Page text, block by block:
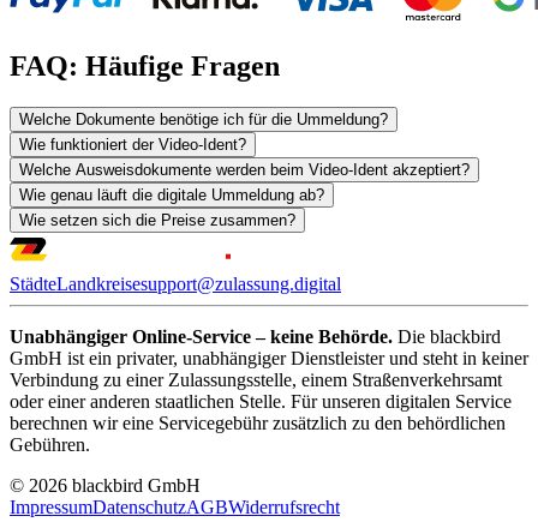
FAQ: Häufige Fragen
Welche Dokumente benötige ich für die Ummeldung?
Wie funktioniert der Video-Ident?
Welche Ausweisdokumente werden beim Video-Ident akzeptiert?
Wie genau läuft die digitale Ummeldung ab?
Wie setzen sich die Preise zusammen?
StädteLandkreisesupport@zulassung.digital
Unabhängiger Online-Service – keine Behörde. Die blackbird
GmbH ist ein privater, unabhängiger Dienstleister und steht in keiner
Verbindung zu einer Zulassungsstelle, einem Straßenverkehrsamt
oder einer anderen staatlichen Stelle. Für unseren digitalen Service
berechnen wir eine Servicegebühr zusätzlich zu den behördlichen
Gebühren.
© 2026 blackbird GmbH
ImpressumDatenschutzAGBWiderrufsrecht